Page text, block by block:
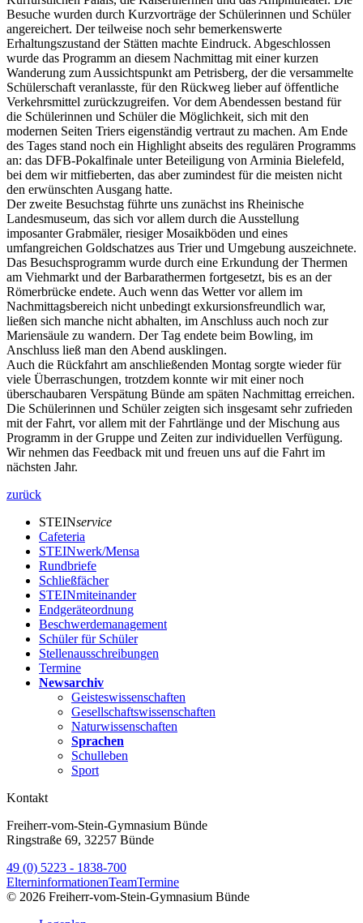
Besuche wurden durch Kurzvorträge der Schülerinnen und Schüler
angereichert. Der teilweise noch sehr bemerkenswerte
Erhaltungszustand der Stätten machte Eindruck. Abgeschlossen
wurde das Programm an diesem Nachmittag mit einer kurzen
Wanderung zum Aussichtspunkt am Petrisberg, der die versammelte
Schülerschaft veranlasste, für den Rückweg lieber auf öffentliche
Verkehrsmittel zurückzugreifen. Vor dem Abendessen bestand für
die Schülerinnen und Schüler die Möglichkeit, sich mit den
modernen Seiten Triers eigenständig vertraut zu machen. Am Ende
des Tages stand noch ein Highlight abseits des regulären Programms
an: das DFB-Pokalfinale unter Beteiligung von Arminia Bielefeld,
bei dem wir mitfieberten, das aber zumindest für die meisten nicht
den erwünschten Ausgang hatte.
Der zweite Besuchstag führte uns zunächst ins Rheinische
Landesmuseum, das sich vor allem durch die Ausstellung
imposanter Grabmäler, riesiger Mosaikböden und eines
umfangreichen Goldschatzes aus Trier und Umgebung auszeichnete.
Das Besuchsprogramm wurde durch eine Erkundung der Thermen
am Viehmarkt und der Barbarathermen fortgesetzt, bis es an der
Römerbrücke endete. Auch wenn das Wetter vor allem im
Nachmittagsbereich nicht unbedingt exkursionsfreundlich war,
ließen sich manche nicht abhalten, im Anschluss auch noch zur
Mariensäule zu wandern. Der Tag endete beim Bowling, im
Anschluss ließ man den Abend ausklingen.
Auch die Rückfahrt am anschließenden Montag sorgte wieder für
viele Überraschungen, trotzdem konnte wir mit einer noch
überschaubaren Verspätung Bünde am späten Nachmittag erreichen.
Die Schülerinnen und Schüler zeigten sich insgesamt sehr zufrieden
mit der Fahrt, vor allem mit der Fahrtlänge und der Mischung aus
Programm in der Gruppe und Zeiten zur individuellen Verfügung.
Wir nehmen das Feedback mit und freuen uns auf die Fahrt im
nächsten Jahr.
zurück
STEINservice
Cafeteria
STEINwerk/Mensa
Rundbriefe
Schließfächer
STEINmiteinander
Endgeräteordnung
Beschwerdemanagement
Schüler für Schüler
Stellenausschreibungen
Termine
Newsarchiv
Geisteswissenschaften
Gesellschaftswissenschaften
Naturwissenschaften
Sprachen
Schulleben
Sport
Kontakt
Freiherr-vom-Stein-Gymnasium Bünde
Ringstraße 69, 32257 Bünde
49 (0) 5223 - 1838-700
ElterninformationenTeamTermine
© 2026 Freiherr-vom-Stein-Gymnasium Bünde